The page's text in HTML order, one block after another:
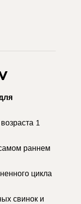
1
раннем
цикла
свинок и